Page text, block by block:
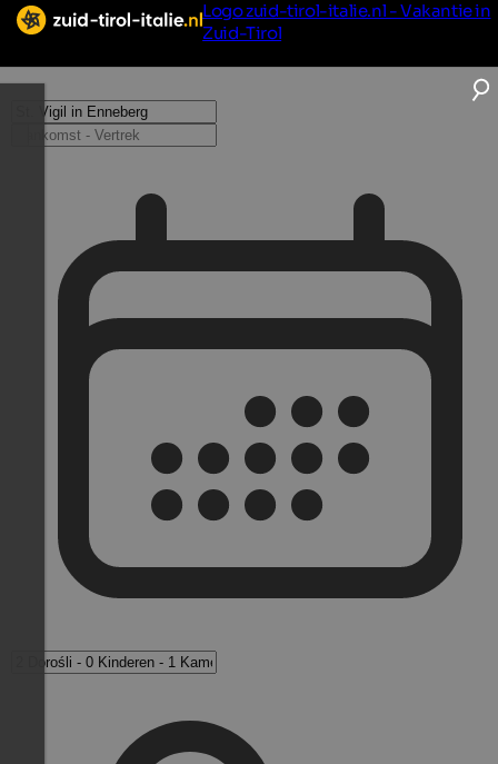
Logo zuid-tirol-italie.nl - Vakantie in
Zuid-Tirol